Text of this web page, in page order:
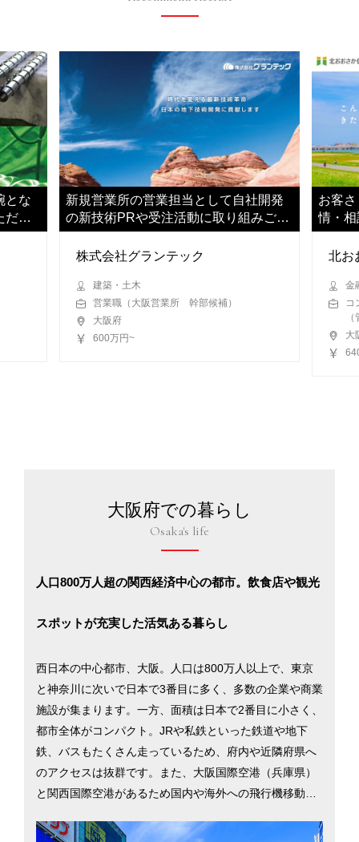
とな
だき
新規営業所の営業担当として自社開発
の新技術PRや受注活動に取り組みご活
躍ください
株式会社グランテック
建築・土木
営業職（大阪営業所 幹部候補）
大阪府
600万円~
お客
情・
せしま
北お
金
コ
大
大阪府での暮らし
Osaka's life
人口800万人超の関西経済中心の都市。飲食店や観光
スポットが充実した活気ある暮らし
西日本の中心都市、大阪。人口は800万人以上で、東京
と神奈川に次いで日本で3番目に多く、多数の企業や商業
施設が集まります。一方、面積は日本で2番目に小さく、
都市全体がコンパクト。JRや私鉄といった鉄道や地下
鉄、バスもたくさん走っているため、府内や近隣府県へ
のアクセスは抜群です。また、大阪国際空港（兵庫県）
と関西国際空港があるため国内や海外への飛行機移動も
達しています。気温は年間を通じて暖かく、雪もあまり